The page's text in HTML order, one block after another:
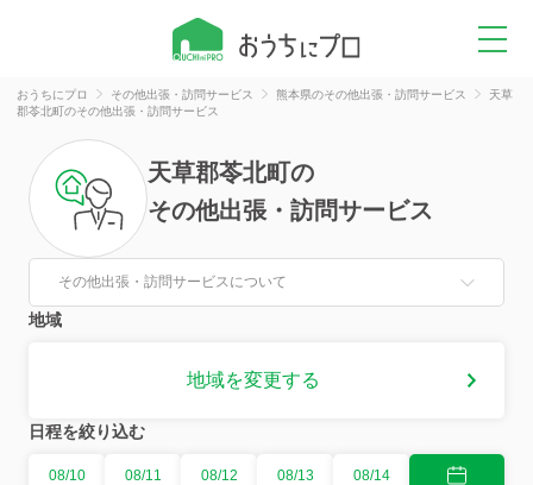
おうちにプロ その他出張・訪問サービス 熊本県のその他出張・訪問サービス
天草
郡苓北町のその他出張・訪問サービス
天草郡苓北町の
その他出張・訪問サービス
その他出張・訪問サービスについて
地域
地域を変更する
日程を絞り込む
08/10
08/11
08/12
08/13
08/14